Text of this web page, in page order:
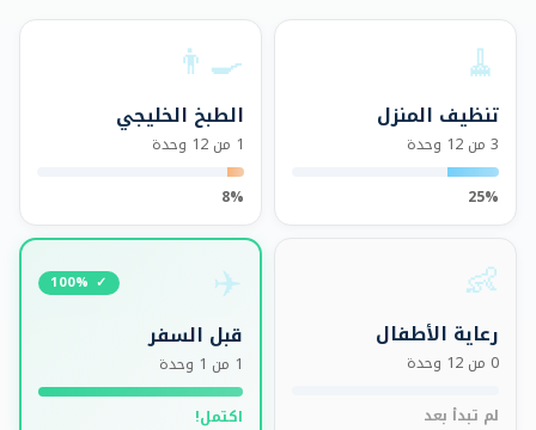
🧹
تنظيف المنزل
3 من 12 وحدة
25%
👨‍🍳
الطبخ الخليجي
1 من 12 وحدة
8%
👶
رعاية الأطفال
0 من 12 وحدة
لم تبدأ بعد
✈️
✓ 100%
قبل السفر
1 من 1 وحدة
اكتمل!